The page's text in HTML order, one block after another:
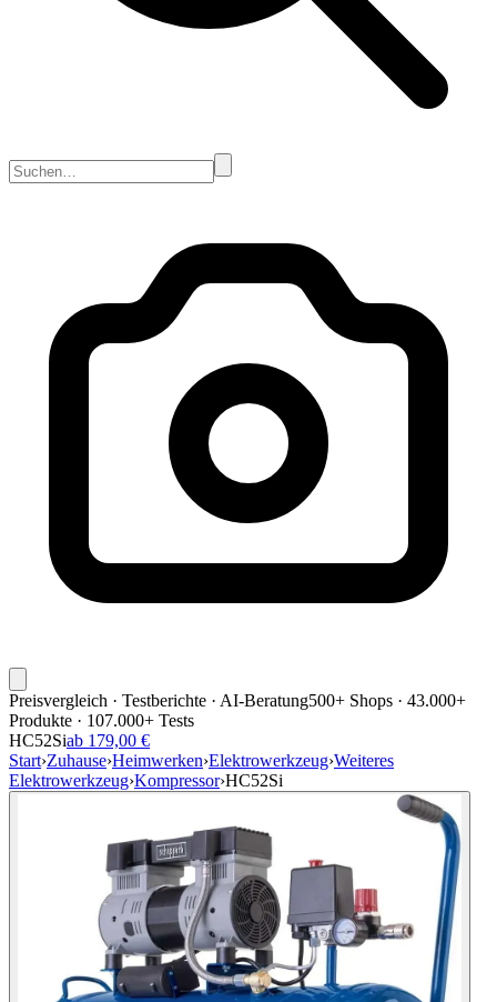
Preisvergleich · Testberichte · AI-Beratung500+ Shops · 43.000+
Produkte · 107.000+ Tests
HC52Siab 179,00 €
Start›Zuhause›Heimwerken›Elektrowerkzeug›Weiteres
Elektrowerkzeug›Kompressor›HC52Si